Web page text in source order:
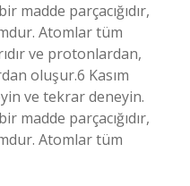
madde parçacığıdır,
Atomlar tüm
ve protonlardan,
oluşur.6 Kasım
ve tekrar deneyin.
madde parçacığıdır,
Atomlar tüm